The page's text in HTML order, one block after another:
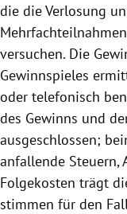
die die Verlosung
versuchen. Die
Gewinnspieles
oder telefonisch
des Gewinns und
ausgeschlossen;
anfallende Steuern,
Folgekosten trägt
stimmen für den